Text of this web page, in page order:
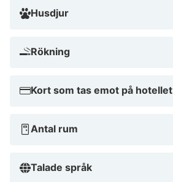
Husdjur
Rökning
Kort som tas emot på hotellet
Antal rum
Talade språk